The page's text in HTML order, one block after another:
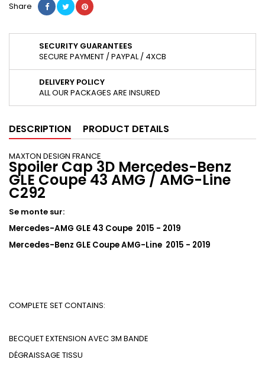
Share
SECURITY GUARANTEES
SECURE PAYMENT / PAYPAL / 4XCB
DELIVERY POLICY
ALL OUR PACKAGES ARE INSURED
DESCRIPTION PRODUCT DETAILS
MAXTON DESIGN FRANCE
Spoiler Cap 3D Mercedes-Benz
GLE Coupe 43 AMG / AMG-Line
C292
Se monte sur:
Mercedes-AMG GLE 43 Coupe 2015 - 2019
Mercedes-Benz GLE Coupe AMG-Line 2015 - 2019
COMPLETE SET CONTAINS:
BECQUET EXTENSION AVEC 3M BANDE
DÉGRAISSAGE TISSU